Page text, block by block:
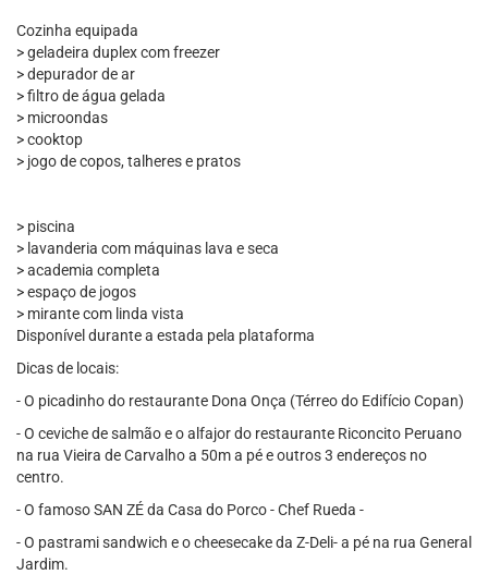
Cozinha equipada
> geladeira duplex com freezer
> depurador de ar
> filtro de água gelada
> microondas
> cooktop
> jogo de copos, talheres e pratos
> piscina
> lavanderia com máquinas lava e seca
> academia completa
> espaço de jogos
> mirante com linda vista
Disponível durante a estada pela plataforma
Dicas de locais:
- O picadinho do restaurante Dona Onça (Térreo do Edifício Copan)
- O ceviche de salmão e o alfajor do restaurante Riconcito Peruano
na rua Vieira de Carvalho a 50m a pé e outros 3 endereços no
centro.
- O famoso SAN ZÉ da Casa do Porco - Chef Rueda -
- O pastrami sandwich e o cheesecake da Z-Deli- a pé na rua General
Jardim.